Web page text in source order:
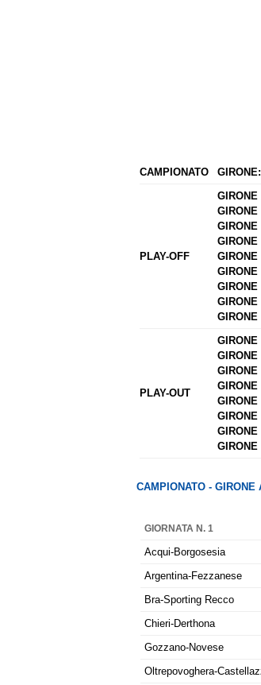
CAMPIONATO GIRONE:
PLAY-OFF
GIRONE
GIRONE
GIRONE
GIRONE
GIRONE
GIRONE
GIRONE
GIRONE
GIRONE I
PLAY-OUT
GIRONE
GIRONE
GIRONE
GIRONE
GIRONE
GIRONE
GIRONE
GIRONE I
CAMPIONATO - GIRONE
GIORNATA N. 1
Acqui-Borgosesia
Argentina-Fezzanese
Bra-Sporting Recco
Chieri-Derthona
Gozzano-Novese
Oltrepovoghera-